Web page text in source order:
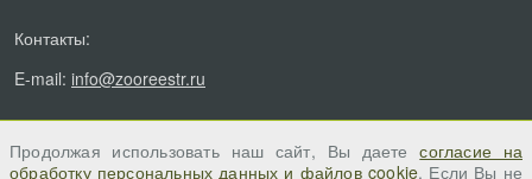
Контакты:
E-mail: info@zooreestr.ru
Продолжая использовать наш сайт, Вы даетесогласие на
обработку персональных данных и файлов cookie. Если Вы не